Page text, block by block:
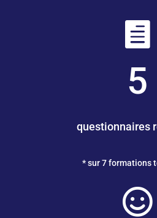

5
questionnaires
* sur 7 formations
